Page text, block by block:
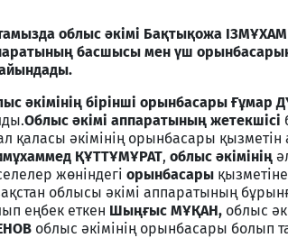
облыс әкімі Бақтықожа
басшысы мен үш
әкімінің бірінші орынбасары Ғұмар
Облыс әкімі аппаратының жетекшісі
қаласы әкімінің орынбасары қызметін
ҚҰТТҰМҰРАТ, облыс әкімінің
жөніндегі орынбасары
облысы әкімі аппаратының
еңбек еткен Шыңғыс МҰҚАН, облыс
облыс әкімінің орынбасары болып